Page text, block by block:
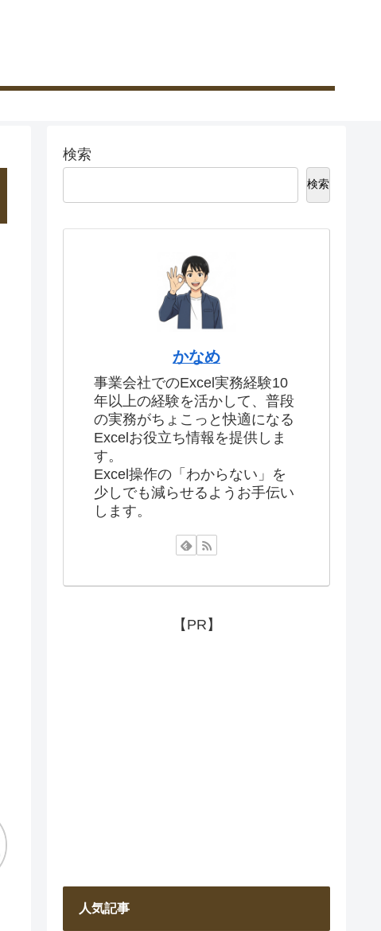
検索
検索
かなめ
事業会社でのExcel実務経験10
年以上の経験を活かして、普段
の実務がちょこっと快適になる
Excelお役立ち情報を提供しま
す。
Excel操作の「わからない」を
少しでも減らせるようお手伝い
します。
【PR】
人気記事